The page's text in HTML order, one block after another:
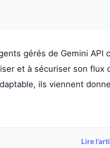
gérés de Gemini API
et à sécuriser son flux
ils viennent
Lire